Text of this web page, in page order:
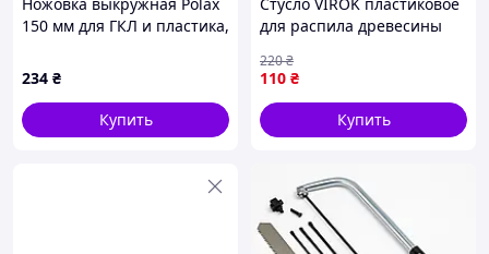
150 мм для ГКЛ и пластика,
234 ₴
Купить
для распила древесины
работе
110 ₴
220₴
Купить